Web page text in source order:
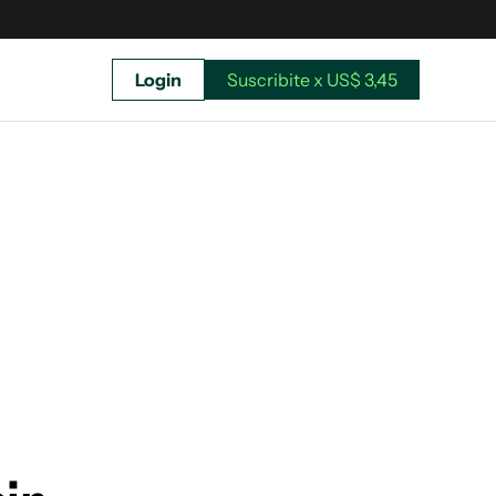
Login Suscribite x US$ 3,45